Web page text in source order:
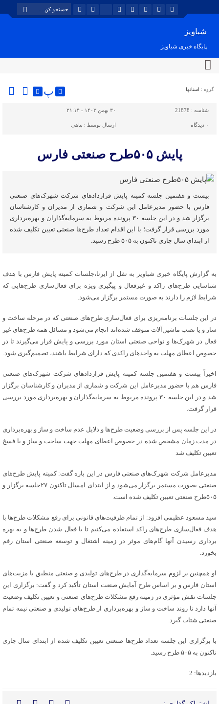
شباویز
پایگاه خبری شباویز
گروه : استانها پ
شناسه : 21878 ۳۰ بهمن ۱۴۰۳ - ۲۱:۱۴
۰ دیدگاه ارسال توسط : پناهی
پایش ۵۰۵طرح صنعتی فارس
بیست و هفتمین جلسه کمیته پایش قراردادهای شرکت شهرک‌های صنعتی
فارس با حضور مدیرعامل این شرکت و شماری از مدیران و کارشناسان
برگزار شد و در این جلسه ۳۰ پرونده مربوط به سرمایه‌گذاران و بهره‌برداری
مورد بررسی قرار گرفت؛ با این اقدام تعداد طرح‌ها صنعتی تعیین تکلیف شده
از ابتدای سال جاری تاکنون به ۵۰۵ طرح رسید.
به گزارش پایگاه خبری شباویز به نقل از ایرنا،جلسات کمیته پایش فارس با هدف
شناسایی طرح‌های راکد و غیرفعال و پیگیری ویژه برای فعال‌سازی طرح‌هایی که
شرایط لازم را دارند به صورت مستمر برگزار می‌شود.
در این جلسات برنامه‌ریزی برای فعال‌سازی طرح‌های صنعتی که در مرحله ساخت و
ساز و یا نصب ماشین‌آلات متوقف شده‌اند انجام می‌شود و مسائل همه طرح‌های غیر
فعال در شهرک‌ها و نواحی صنعتی استان مورد بررسی و پایش قرار می‌گیرند تا در
خصوص اعطای مهلت به واحدهای راکدی که دارای شرایط باشند، تصمیم‌گیری شود.
اخیراً بیست و هفتمین جلسه کمیته پایش قراردادهای شرکت شهرک‌های صنعتی
فارس هم با حضور مدیرعامل این شرکت و شماری از مدیران و کارشناسان برگزار
شد و در این جلسه ۳۰ پرونده مربوط به سرمایه‌گذاران و بهره‌برداری مورد بررسی
قرار گرفت.
در این جلسه پس از بررسی وضعیت طرح‌ها و دلایل عدم ساخت و ساز و بهره‌برداری
در مدت زمان مشخص شده در خصوص اعطای مهلت جهت ساخت و ساز و یا فسخ
تعیین تکلیف شد
مدیرعامل شرکت شهرک‌های صنعتی فارس در این باره گفت: کمیته پایش طرح‌های
صنعتی بصورت مستمر برگزار می‌شود و از ابتدای امسال تاکنون ۲۷جلسه برگزار و
۵۰۵طرح صنعتی تعیین تکلیف شده است.
سید مسعود عظیمی افزود: از تمام ظرفیت‌های قانونی برای رفع مشکلات طرح‌ها با
هدف فعال‌سازی طرح‌های راکد استفاده می‌کنیم تا با فعال شدن طرح‌ها و به بهره
برداری رسیدن آنها گام‌های موثر در زمینه اشتغال و توسعه صنعتی استان رقم
بخورد.
او همچنین بر لزوم سرمایه‌گذاری در طرح‌های تولیدی و صنعتی منطبق با مزیت‌های
استان فارس و بر اساس طرح آمایش صنعت استان تأکید کرد و گفت: برگزاری این
جلسات نقش مؤثری در زمینه رفع مشکلات طرح‌های صنعتی و تعیین تکلیف وضعیت
آنها دارد تا روند ساخت و ساز و بهره‌برداری از طرح‌های تولیدی و صنعتی نیمه تمام
صنعتی شتاب گیرد.
با برگزاری این جلسه تعداد طرح‌ها صنعتی تعیین تکلیف شده از ابتدای سال جاری
تاکنون به ۵۰۵ طرح رسید.
بازدیدها: 2